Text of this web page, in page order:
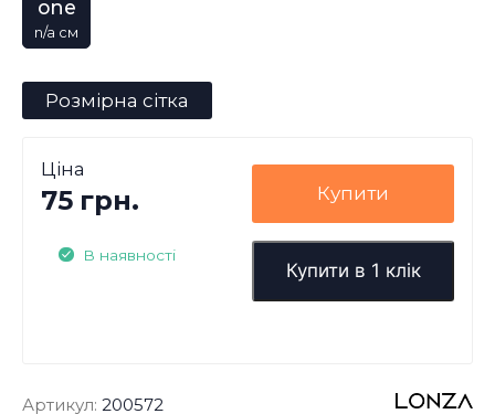
one
n/a см
Розмірна сітка
Ціна
75 грн.
В наявності
Купити
Купити в 1 клік
Артикул: 200572